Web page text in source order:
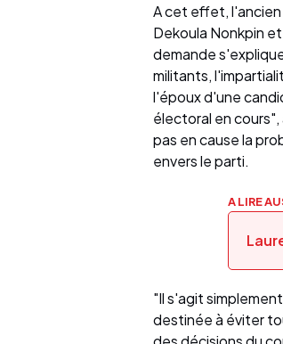
A cet effet,
Dekoula Nonkpin
demande
militants,
l'époux d'une
électoral en
pas en cause la
envers le parti.
A LIRE
"Il s'agit
destinée à éviter